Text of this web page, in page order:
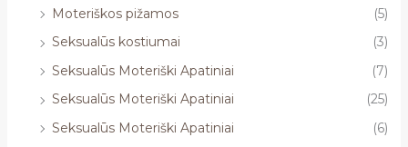
Moteriškos pižamos
(5)
Seksualūs kostiumai
(3)
Seksualūs Moteriški Apatiniai
(7)
Seksualūs Moteriški Apatiniai
(25)
Seksualūs Moteriški Apatiniai
(6)